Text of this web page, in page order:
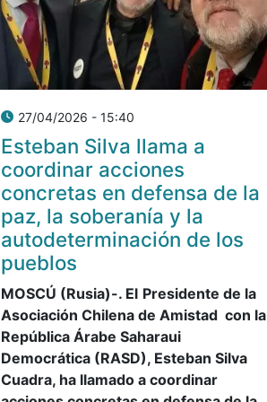
27/04/2026 - 15:40
Esteban Silva llama a
coordinar acciones
concretas en defensa de la
paz, la soberanía y la
autodeterminación de los
pueblos
MOSCÚ (Rusia)-. El Presidente de la
Asociación Chilena de Amistad con la
República Árabe Saharaui
Democrática (RASD), Esteban Silva
Cuadra, ha llamado a coordinar